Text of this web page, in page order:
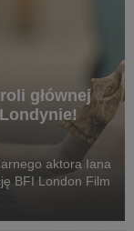
głównej
aktora Iana
BFI London Film